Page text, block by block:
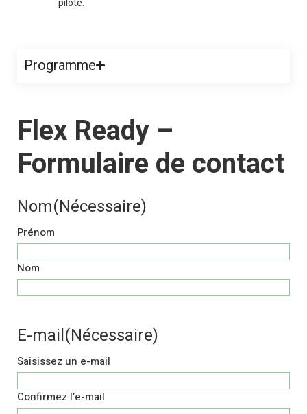
pilote.
Programme
Flex Ready –
Formulaire de contact
Nom(Nécessaire)
Prénom
Nom
E-mail(Nécessaire)
Saisissez un e-mail
Confirmez l’e-mail